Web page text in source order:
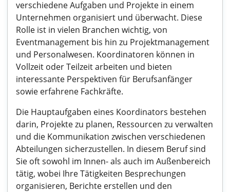
verschiedene Aufgaben und Projekte in einem
Unternehmen organisiert und überwacht. Diese
Rolle ist in vielen Branchen wichtig, von
Eventmanagement bis hin zu Projektmanagement
und Personalwesen. Koordinatoren können in
Vollzeit oder Teilzeit arbeiten und bieten
interessante Perspektiven für Berufsanfänger
sowie erfahrene Fachkräfte.
Die Hauptaufgaben eines Koordinators bestehen
darin, Projekte zu planen, Ressourcen zu verwalten
und die Kommunikation zwischen verschiedenen
Abteilungen sicherzustellen. In diesem Beruf sind
Sie oft sowohl im Innen- als auch im Außenbereich
tätig, wobei Ihre Tätigkeiten Besprechungen
organisieren, Berichte erstellen und den